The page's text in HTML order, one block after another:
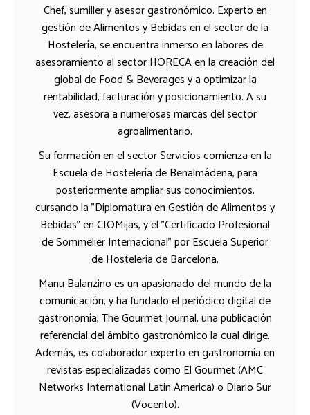
Chef, sumiller y asesor gastronómico. Experto en
gestión de Alimentos y Bebidas en el sector de la
Hostelería, se encuentra inmerso en labores de
asesoramiento al sector HORECA en la creación del
global de Food & Beverages y a optimizar la
rentabilidad, facturación y posicionamiento. A su
vez, asesora a numerosas marcas del sector
agroalimentario.
Su formación en el sector Servicios comienza en la
Escuela de Hostelería de Benalmádena, para
posteriormente ampliar sus conocimientos,
cursando la "Diplomatura en Gestión de Alimentos y
Bebidas" en CIOMijas, y el "Certificado Profesional
de Sommelier Internacional" por Escuela Superior
de Hostelería de Barcelona.
Manu Balanzino es un apasionado del mundo de la
comunicación, y ha fundado el periódico digital de
gastronomía, The Gourmet Journal, una publicación
referencial del ámbito gastronómico la cual dirige.
Además, es colaborador experto en gastronomía en
revistas especializadas como El Gourmet (AMC
Networks International Latin America) o Diario Sur
(Vocento).